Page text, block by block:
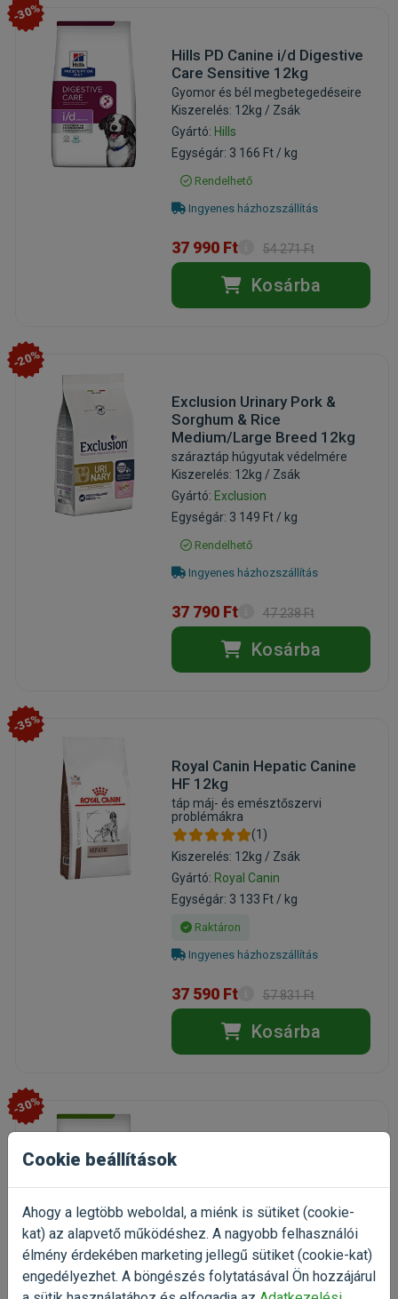
-30%
Hills PD Canine i/d Digestive
Care Sensitive 12kg
Gyomor és bél megbetegedéseire
Kiszerelés: 12kg / Zsák
Gyártó: Hills
Egységár: 3 166 Ft / kg
Rendelhető
Ingyenes házhozszállítás
37 990 Ft 54 271 Ft
Kosárba
-20%
Exclusion Urinary Pork &
Sorghum & Rice
Medium/Large Breed 12kg
száraztáp húgyutak védelmére
Kiszerelés: 12kg / Zsák
Gyártó: Exclusion
Egységár: 3 149 Ft / kg
Rendelhető
Ingyenes házhozszállítás
37 790 Ft 47 238 Ft
Kosárba
-35%
Royal Canin Hepatic Canine
HF 12kg
táp máj- és emésztőszervi
problémákra
(1)
Kiszerelés: 12kg / Zsák
Gyártó: Royal Canin
Egységár: 3 133 Ft / kg
Raktáron
Ingyenes házhozszállítás
37 590 Ft 57 831 Ft
Kosárba
-30%
Hills PD Canine Metabolic
Weight Management
Lamb&Rice 12kg
száraztáp túlsúlyos kutyáknak
Kiszerelés: 12kg / Zsák
Gyártó:Hills
Egységár: 3 083 Ft / kg
Rendelhető
Cookie beállítások
Ahogy a legtöbb weboldal, a miénk is sütiket (cookie-
kat) az alapvető működéshez. A nagyobb felhasználói
élmény érdekében marketing jellegű sütiket (cookie-kat)
engedélyezhet. A böngészés folytatásával Ön hozzájárul